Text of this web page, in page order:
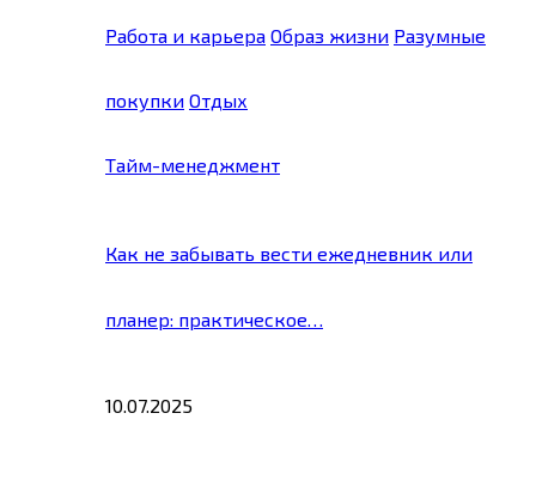
Работа и карьера Образ жизни Разумные
покупки Отдых
Тайм-менеджмент
Как не забывать вести ежедневник или
планер: практическое…
10.07.2025